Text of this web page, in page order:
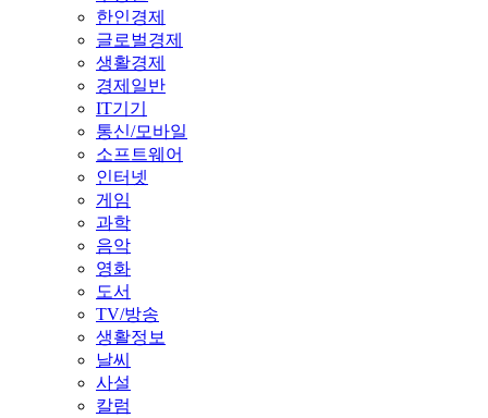
한인경제
글로벌경제
생활경제
경제일반
IT기기
통신/모바일
소프트웨어
인터넷
게임
과학
음악
영화
도서
TV/방송
생활정보
날씨
사설
칼럼